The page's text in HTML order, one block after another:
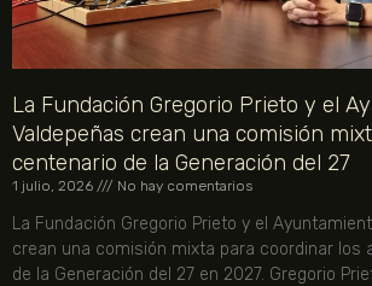
La Fundación Gregorio Prieto y el
Valdepeñas crean una comisión
centenario de la Generación del 27
1 julio, 2026 No hay comentarios
La Fundación Gregorio Prieto y el
crean una comisión mixta para coordinar los
de la Generación del 27 en 2027. Gregorio